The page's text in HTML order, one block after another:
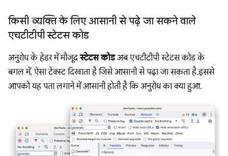
किसी व्यक्ति के लिए आसानी से पढ़े जा सकने वाले
एचटीटीपी स्टेटस कोड
अनुरोध के हेडर में मौजूदस्टेटस कोडअब एचटीटीपी स्टेटस कोड के
बगल में, ऐसा टेक्स्ट दिखाता है जिसे आसानी से पढ़ा जा सकता है. इससे
आपको यह पता लगाने में आसानी होती है कि अनुरोध का क्या हुआ.